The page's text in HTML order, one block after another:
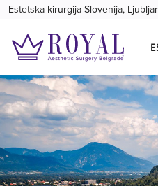
Estetska kirurgija Slovenija,